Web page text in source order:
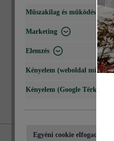
Műszakilag és működéshez
Marketing
Elemzés
Kényelem (weboldal
Kényelem (Google Térkép)
Egyéni cookie elfogadása